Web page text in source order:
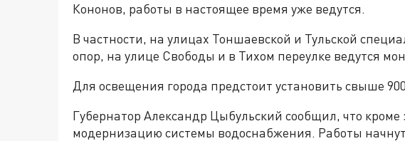
Кононов, работы в настоящее время уже ведутся.
В частности, на улицах Тоншаевской и Тульской
опор, на улице Свободы и в Тихом переулке ведутся
Для освещения города предстоит установить свыше
Губернатор Александр Цыбульский сообщил, что кроме
модернизацию системы водоснабжения. Работы